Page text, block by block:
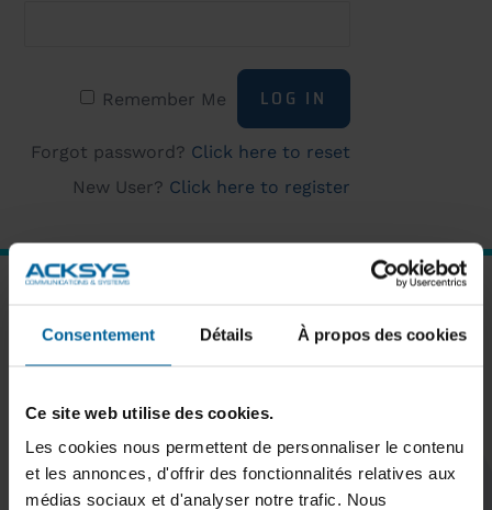
Consentement Détails À propos des cookies
Ce site web utilise des cookies.
Les cookies nous permettent de personnaliser le contenu
et les annonces, d'offrir des fonctionnalités relatives aux
médias sociaux et d'analyser notre trafic. Nous
Remember Me
Forgot password? Click here to reset
New User? Click here to register
Subscribe